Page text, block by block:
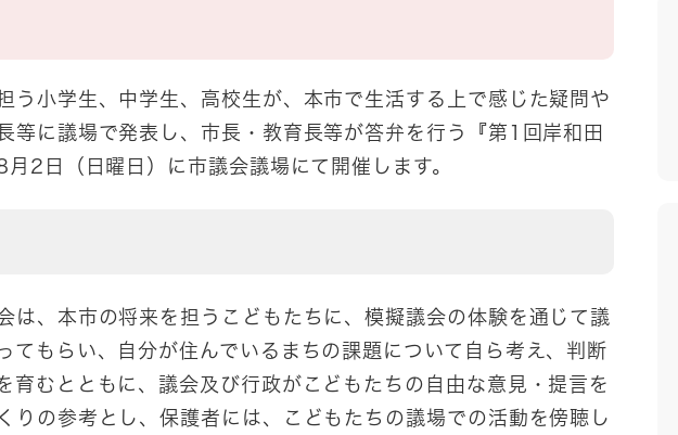
う小学生、中学生、高校生が、本市で生活する上で感じた疑問や
等に議場で発表し、市長・教育長等が答弁を行う『第1回岸和田
2日（日曜日）に市議会議場にて開催します。
は、本市の将来を担うこどもたちに、模擬議会の体験を通じて議
てもらい、自分が住んでいるまちの課題について自ら考え、判断
育むとともに、議会及び行政がこどもたちの自由な意見・提言を
りの参考とし、保護者には、こどもたちの議場での活動を傍聴し